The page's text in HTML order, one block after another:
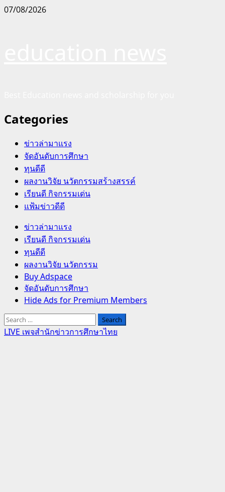
Skip
07/08/2026
Categories
ข่าวล่ามาแรง
จัดอันดับการศึกษา
ทุนดีดี
ผลงานวิจัย นวัตกรรมสร้างสรรค์
เรียนดี กิจกรรมเด่น
แฟ้มข่าวดีดี
Primary
Menu
ข่าวล่ามาแรง
เรียนดี กิจกรรมเด่น
ทุนดีดี
ผลงานวิจัย นวัตกรรม
Buy Adspace
จัดอันดับการศึกษา
Hide Ads for Premium Members
Search
for:
LIVE เพจสำนักข่าวการศึกษาไทย